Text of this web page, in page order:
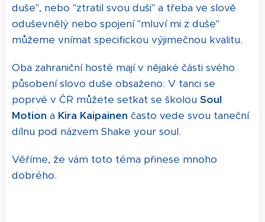
duše", nebo "ztratil svou duši" a třeba ve slově
oduševnělý nebo spojení "mluví mi z duše"
můžeme vnímat specifickou výjimečnou kvalitu.
Oba zahraniční hosté mají v nějaké části svého
působení slovo duše obsaženo. V tanci se
poprvé v ČR můžete setkat se školou Soul
Motion a Kira Kaipainen často vede svou taneční
dílnu pod názvem Shake your soul.
Věříme, že vám toto téma přinese mnoho
dobrého.